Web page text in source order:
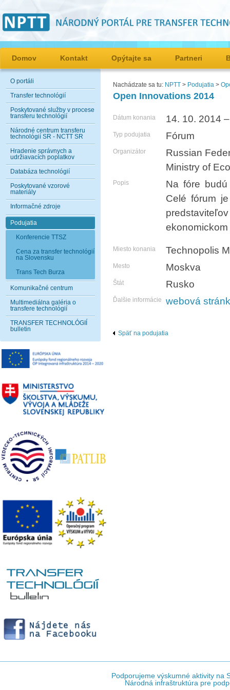
Domov Kontakt Opýtajte sa Partneri
O portáli
Transfer technológií
Poskytované služby v procese
transferu technológií
Národné centrum transferu
technológií SR - NCTT SR
Hradenie správnych a
udržiavacích poplatkov
Databáza technológií
Poskytované vzorové
materiály
Informačné zdroje
Podujatia
Konferencie TTSZ
Cena za transfer technológií
na Slovensku
Trans Tech Burza
Komunikačné centrum
Multimediálna galéria o
transfere technológií
TRANSFER TECHNOLÓGIÍ
bulletin
Nachádzate sa tu: NPTT > Podujatia >
Open Innovations 2014
Dátum konania 14. 10. 2014
Typ podujatia Fórum
Organizátor
Russian
Ministry of
Popis
Na fóre
Celé fórum
ekonomickom
Miesto konania Technopolis
Mesto Moskva
Štát Rusko
Ďalšie informácie webová
Späť na podujatia
Podporujeme výskumné aktivity na
Národná infraštruktúra pre